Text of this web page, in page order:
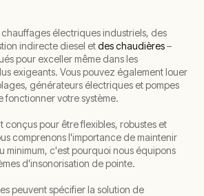
électriques industriels, des
indirecte diesel etdes chaudières–
pour exceller même dans les
exigeants. Vous pouvez également louer
générateurs électriques et pompes
fonctionner votre système.
conçus pour être flexibles, robustes et
comprenons l'importance de maintenir
minimum, c'est pourquoi nous équipons
d'insonorisation de pointe.
peuvent spécifier la solution de